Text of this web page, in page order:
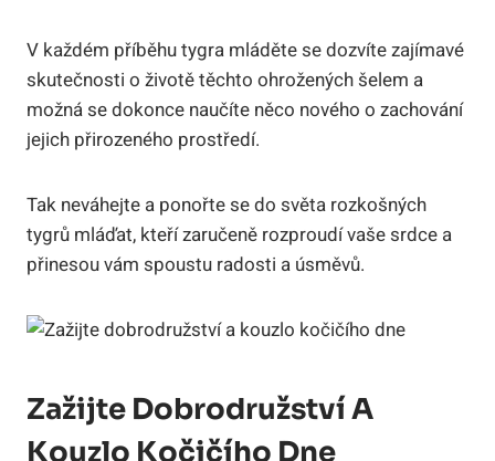
V každém příběhu tygra mláděte se dozvíte zajímavé
skutečnosti o životě těchto ohrožených šelem a
možná se dokonce naučíte něco nového o zachování
jejich přirozeného prostředí.
Tak neváhejte a ponořte se do světa rozkošných
tygrů mláďat, kteří zaručeně rozproudí vaše srdce a
přinesou vám spoustu radosti a úsměvů.
Zažijte Dobrodružství A
Kouzlo Kočičího Dne